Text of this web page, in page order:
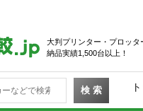
大判プリンター・プロッタ
納品実績1,500台以上！
検 索